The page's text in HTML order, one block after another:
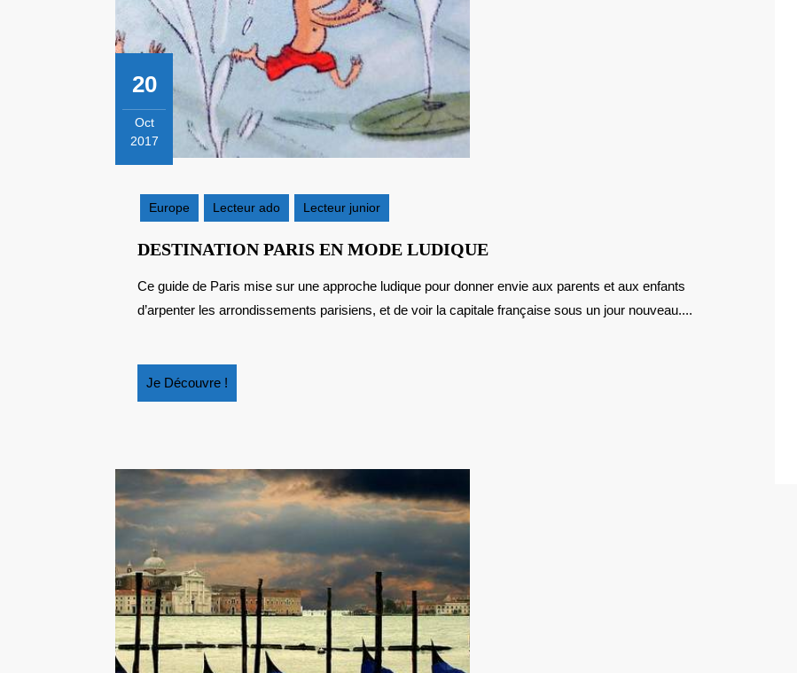
20
Oct
2017
2017
Europe
Lecteur ado Lecteur junior
DESTINATION PARIS EN MODE LUDIQUEDESTINATION
EN
MODE
Ce guide de Paris mise sur une approche ludique pour donner envie aux parents et aux enfants
d’arpenter les arrondissements parisiens, et de voir la capitale française sous un jour nouveau....
Je Découvre !
Découvre